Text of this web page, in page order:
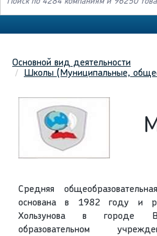
Основной вид деятельности
Школы (Муниципальные,
Средняя
основана в 1982 году и
Хользунова в городе
образовательном